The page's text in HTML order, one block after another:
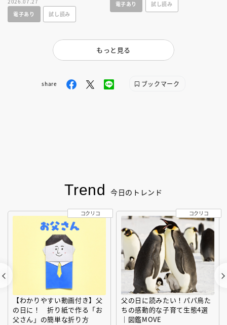
ョップ情報に加え、使いやすい
マップつき！
電子あり
試し読み
電子あり
試し読み
もっと見る
share ブックマーク
Trend 今日のトレンド
【わかりやすい動画付き】父
の日に！ 折り紙で作る「お
父さん」の簡単な折り方
コクリコ
父の日に読みたい！パパ鳥た
ちの感動的な子育て生態4選
｜図鑑MOVE
コクリコ